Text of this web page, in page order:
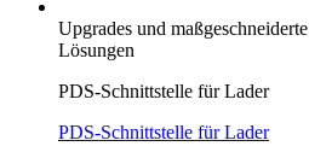
Upgrades und maßgeschneiderte
Lösungen
PDS-Schnittstelle für Lader
PDS-Schnittstelle für Lader